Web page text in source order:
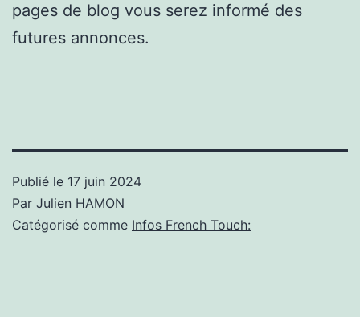
pages de blog vous serez informé des
futures annonces.
Publié le 17 juin 2024
Par Julien HAMON
Catégorisé comme Infos French Touch: